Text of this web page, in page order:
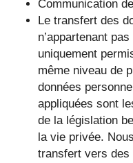
Communication
Le transfert des
n’appartenant
uniquement
même niveau de
données
appliquées sont
de la législation
la vie privée.
transfert vers